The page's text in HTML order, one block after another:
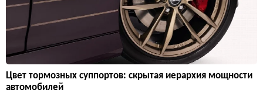
Цвет тормозных суппортов: скрытая иерархия мощности
автомобилей